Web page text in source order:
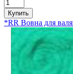
Купить
*RR Вовна для